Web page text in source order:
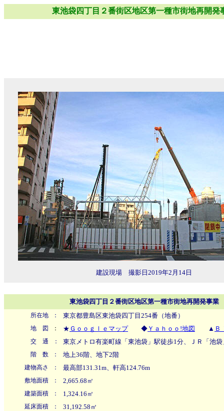
東池袋四丁目２番街区地区第一種市街地再開発
建設現場 撮影日2019年2月14日
東池袋四丁目２番街区地区第一種市街地再開発事業
所在地 ： 東京都豊島区東池袋四丁目254番（地番）
地 図 ： ★ Ｇｏｏｇｌｅマップ ◆ Ｙａｈｏｏ!地図 ▲ Ｂ
交 通 ： 東京メトロ有楽町線「東池袋」駅徒歩1分、ＪＲ「池
階 数 ： 地上36階、地下2階
建物高さ ： 最高部131.31m、軒高124.76m
敷地面積 ： 2,665.68㎡
建築面積 ： 1,324.16㎡
延床面積 ： 31,192.58㎡